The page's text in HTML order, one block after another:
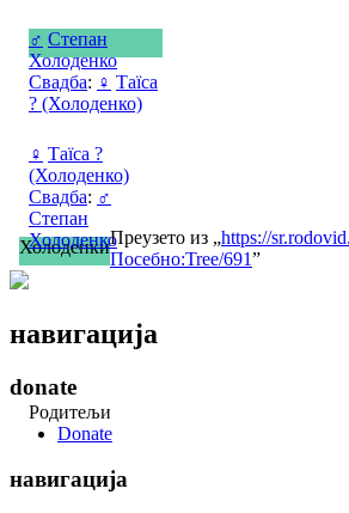
♂ Степан
Холоденко
Свадба: ♀ Таїса
? (Холоденко)
♀ Таїса ?
(Холоденко)
Свадба: ♂
Степан
Холоденко
Родитељи
ХолоденкиПреузето из „https://
Посебно:Tree/691”
навигација
donate
Donate
навигација